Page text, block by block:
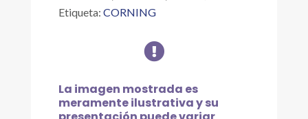
ALMACENAMIENTO
DE
GL32
DE
100
Etiqueta: CORNING

La imagen mostrada es
meramente ilustrativa y su